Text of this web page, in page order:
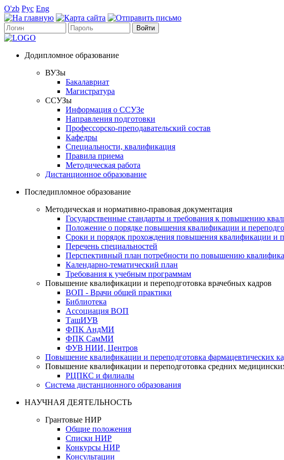
O'zb Рус Eng
Додипломное образование
ВУЗы
Бакалавриат
Магистратура
ССУЗы
Информация о ССУЗе
Направления подготовки
Профессорско-преподавательский состав
Кафедры
Специальности, квалификация
Правила приема
Методическая работа
Дистанционное образование
Последипломное образование
Методическая и нормативно-правовая документация
Государственные стандарты и требования к повышению
Положение о порядке повышения квалификации и
Сроки и порядок прохождения повышения квалификации и
Перечень специальностей
Перспективный план потребности по повышению
Календарно-тематический план
Требования к учебным программам
Повышение квалификации и переподготовка врачебных кадров
ВОП - Врачи общей практики
Библиотека
Ассоциация ВОП
ТашИУВ
ФПК АндМИ
ФПК СамМИ
ФУВ НИИ, Центров
Повышение квалификации и переподготовка фармацевтических
Повышение квалификации и переподготовка средних
РЦПКС и филиалы
Система дистанционного образования
НАУЧНАЯ ДЕЯТЕЛЬНОСТЬ
Грантовые НИР
Общие положения
Списки НИР
Конкурсы НИР
Консультации